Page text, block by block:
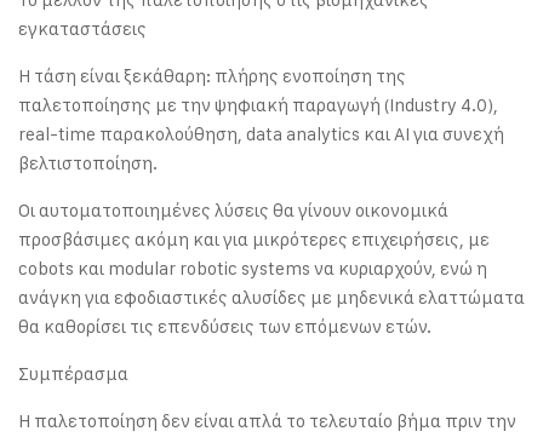
εγκαταστάσεις
Η τάση είναι ξεκάθαρη: πλήρης ενοποίηση της
παλετοποίησης με την ψηφιακή παραγωγή (Industry 4.0),
real-time παρακολούθηση, data analytics και AI για συνεχή
βελτιστοποίηση.
Οι αυτοματοποιημένες λύσεις θα γίνουν οικονομικά
προσβάσιμες ακόμη και για μικρότερες επιχειρήσεις, με
cobots και modular robotic systems να κυριαρχούν, ενώ η
ανάγκη για εφοδιαστικές αλυσίδες με μηδενικά ελαττώματα
θα καθορίσει τις επενδύσεις των επόμενων ετών.
Συμπέρασμα
Η παλετοποίηση δεν είναι απλά το τελευταίο βήμα πριν την